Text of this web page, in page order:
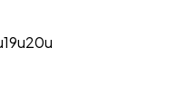
19u20u